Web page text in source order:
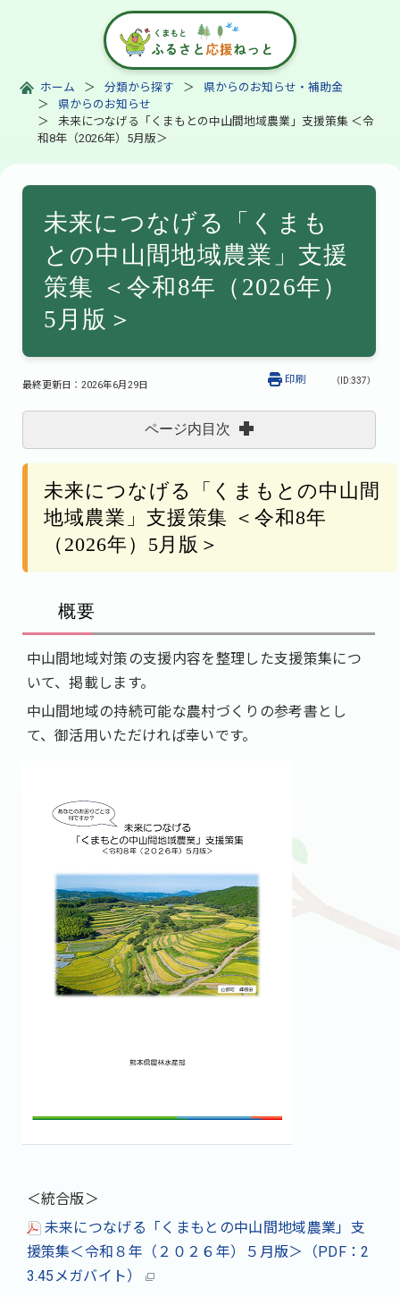
ホーム 分類から探す
県からのお知らせ・補助金
県からのお知らせ
未来につなげる「くまもとの中山間地域農業」支援策集 ＜令
和8年（2026年）5月版＞
未来につなげる「くまも
との中山間地域農業」支援
策集 ＜令和8年（2026年）
5月版＞
最終更新日： 2026年6月29日 （ID:337）
印刷
ページ内目次
未来につなげる「くまもとの中山間
地域農業」支援策集 ＜令和8年
（2026年）5月版＞
概要
中山間地域対策の支援内容を整理した支援策集につ
いて、掲載します。
中山間地域の持続可能な農村づくりの参考書とし
て、御活用いただければ幸いです。
＜統合版＞
未来につなげる「くまもとの中山間地域農業」支
援策集＜令和８年（２０２６年）５月版＞（PDF：2
3.45メガバイト）